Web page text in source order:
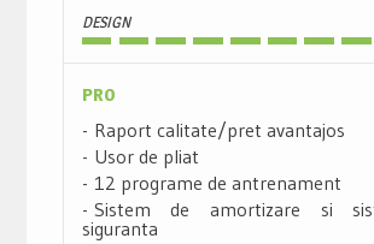
DESIGN
PRO
Raport calitate/pret avantajos
Usor de pliat
12 programe de antrenament
Sistem de amortizare si
siguranta